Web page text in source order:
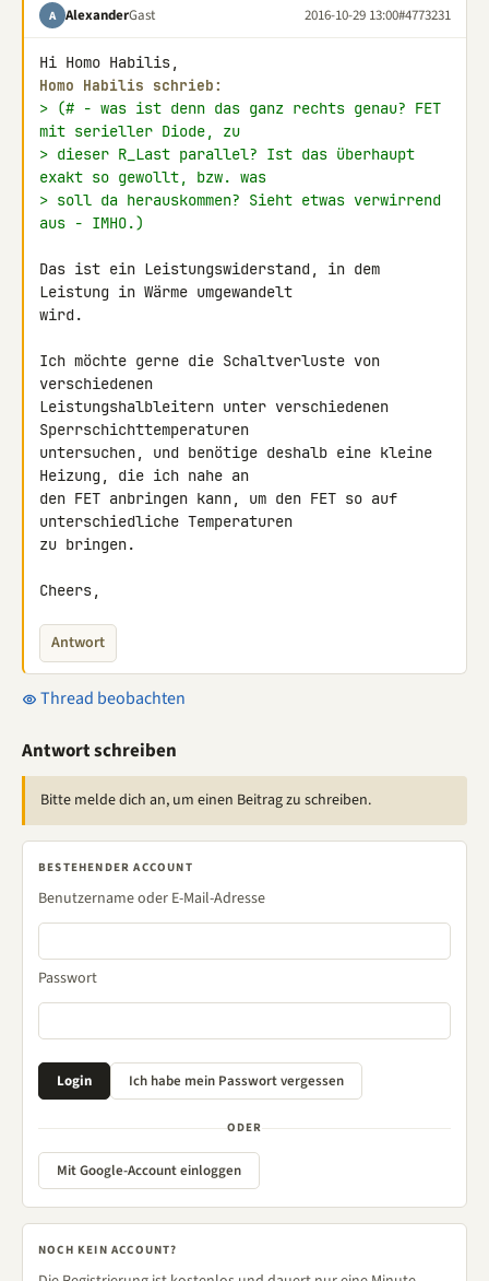
A AlexanderGast 2016-10-29 13:00#4773231
Homo Habilis schrieb:
> (# - was ist denn das ganz rechts genau? FET
mit serieller Diode, zu
> dieser R_Last parallel? Ist das überhaupt
exakt so gewollt, bzw. was
> soll da herauskommen? Sieht etwas verwirrend
aus - IMHO.)
Das ist ein Leistungswiderstand, in dem
Leistung in Wärme umgewandelt
wird.
Ich möchte gerne die Schaltverluste von
verschiedenen
Leistungshalbleitern unter verschiedenen
Sperrschichttemperaturen
untersuchen, und benötige deshalb eine kleine
Heizung, die ich nahe an
den FET anbringen kann, um den FET so auf
unterschiedliche Temperaturen
zu bringen.
Cheers,
Antwort
Thread beobachten
Antwort schreiben
Bitte melde dich an, um einen Beitrag zu schreiben.
BESTEHENDER ACCOUNT
Benutzername oder E-Mail-Adresse
Passwort
ODER
Mit Google-Account einloggen
NOCH KEIN ACCOUNT?